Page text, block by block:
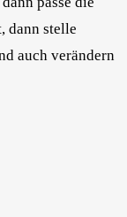
dann stelle
auch verändern